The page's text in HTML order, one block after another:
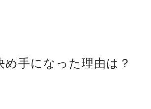
手になった理由は？